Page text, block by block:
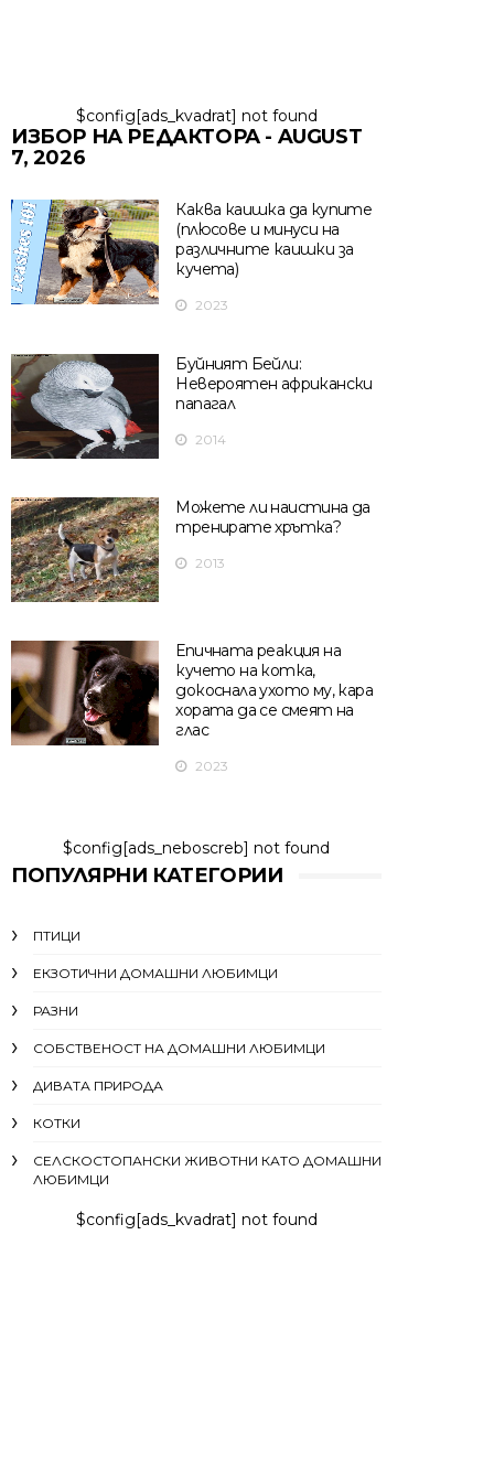
$config[ads_kvadrat] not found
ИЗБОР НА РЕДАКТОРА - AUGUST
7, 2026
Каква каишка да купите
(плюсове и минуси на
различните каишки за
кучета)
2023
Буйният Бейли:
Невероятен африкански
папагал
2014
Можете ли наистина да
тренирате хрътка?
2013
Епичната реакция на
кучето на котка,
докоснала ухото му, кара
хората да се смеят на
глас
2023
$config[ads_neboscreb] not found
ПОПУЛЯРНИ КАТЕГОРИИ
ПТИЦИ
ЕКЗОТИЧНИ ДОМАШНИ ЛЮБИМЦИ
РАЗНИ
СОБСТВЕНОСТ НА ДОМАШНИ ЛЮБИМЦИ
ДИВАТА ПРИРОДА
КОТКИ
СЕЛСКОСТОПАНСКИ ЖИВОТНИ КАТО ДОМАШНИ
ЛЮБИМЦИ
$config[ads_kvadrat] not found